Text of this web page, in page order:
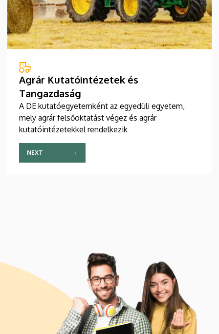
Agrár Kutatóintézetek és
Tangazdaság
A DE kutatóegyetemként az egyedüli egyetem,
mely agrár felsőoktatást végez és agrár
kutatóintézetekkel rendelkezik
NEXT